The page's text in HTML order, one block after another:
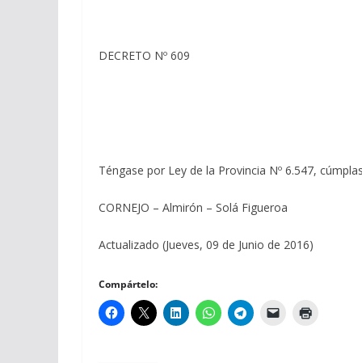
DECRETO Nº 609
Téngase por Ley de la Provincia Nº 6.547,
CORNEJO – Almirón – Solá Figueroa
Actualizado (Jueves, 09 de Junio de 2016)
Compártelo: